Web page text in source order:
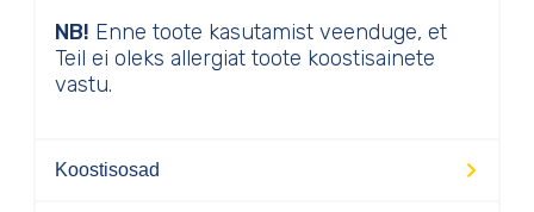
NB! Enne toote kasutamist veenduge, et
Teil ei oleks allergiat toote koostisainete
vastu.
Koostisosad